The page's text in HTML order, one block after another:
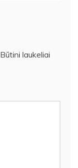
Būtini laukeliai